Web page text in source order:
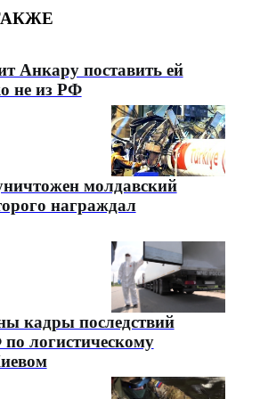
Анкару поставить ей
не из РФ
молдавский
награждал
кадры последствий
логистическому